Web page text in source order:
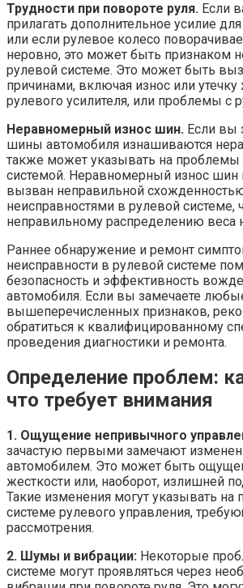
Трудности при повороте руля. Если
прилагать дополнительное усилие
или если рулевое колесо
неровно, это может быть признаком
рулевой системе. Это может быть
причинами, включая износ или
рулевого усилителя, или проблемы с
Неравномерный износ шин. Если вы
шины автомобиля изнашиваются
также может указывать на проблемы
системой. Неравномерный износ
вызван неправильной
неисправностями в рулевой системе,
неправильному распределению веса
Раннее обнаружение и ремонт
неисправности в рулевой системе
безопасность и эффективность
автомобиля. Если вы замечаете
вышеперечисленных признаков,
обратиться к квалифицированному
проведения диагностики и ремонта.
Определение проблем:
что требует внимания
1. Ощущение непривычного
зачастую первыми замечают
автомобилем. Это может быть
жесткости или, наоборот, излишней
Такие изменения могут указывать
системе рулевого управления,
рассмотрения.
2. Шумы и вибрации: Некоторые
системе могут проявляться через